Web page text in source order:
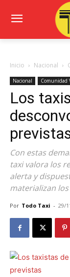
Inicio Nacional
Nacional Comunidad
Los
Con estas
taxi valora los
alerta y
materializan
Por Todo Taxi - 29/